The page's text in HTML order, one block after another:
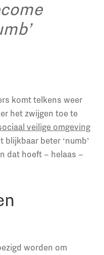
komt telkens weer
het zwijgen toe te
veilige omgeving
beter ‘numb’
dat hoeft – helaas –
worden om